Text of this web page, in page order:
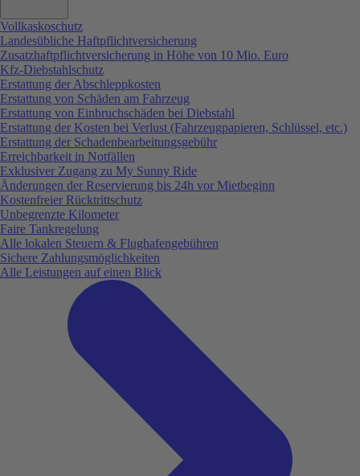
Vollkaskoschutz
Landesübliche Haftpflichtversicherung
Zusatzhaftpflichtversicherung in Höhe von 10 Mio. Euro
Kfz-Diebstahlschutz
Erstattung der Abschleppkosten
Erstattung von Schäden am Fahrzeug
Erstattung von Einbruchschäden bei Diebstahl
Erstattung der Kosten bei Verlust (Fahrzeugpapieren, Schlüssel, etc.)
Erstattung der Schadenbearbeitungsgebühr
Erreichbarkeit in Notfällen
Exklusiver Zugang zu My Sunny Ride
Änderungen der Reservierung bis 24h vor Mietbeginn
Kostenfreier Rücktrittschutz
Unbegrenzte Kilometer
Faire Tankregelung
Alle lokalen Steuern & Flughafengebühren
Sichere Zahlungsmöglichkeiten
Alle Leistungen auf einen Blick